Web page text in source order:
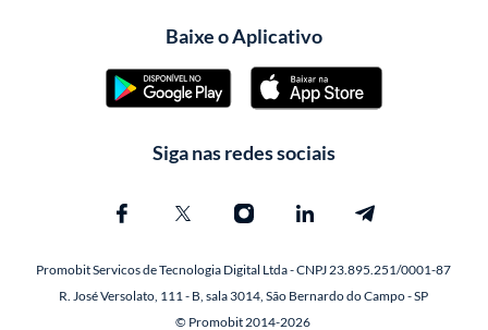
Baixe o Aplicativo
Siga nas redes sociais
Promobit Servicos de Tecnologia Digital Ltda - CNPJ 23.895.251/0001-87
R. José Versolato, 111 - B, sala 3014, São Bernardo do Campo - SP
© Promobit 2014-2026